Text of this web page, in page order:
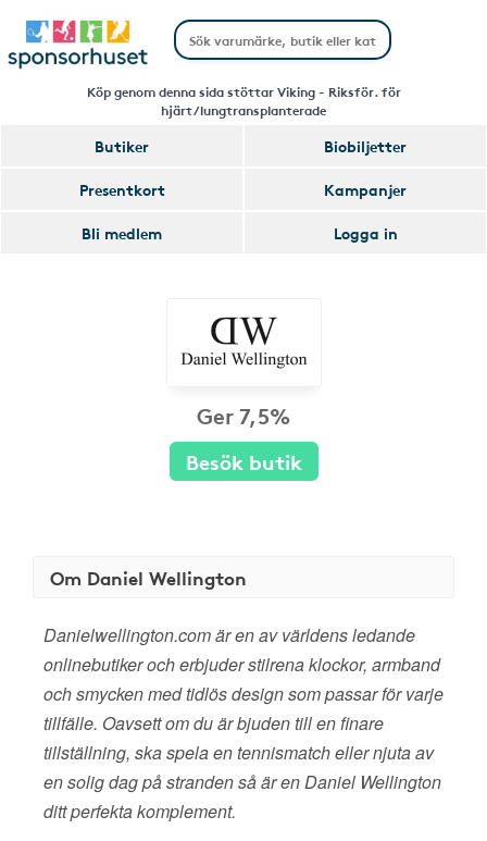
Köp genom denna sida stöttar Viking - Riksför. för
hjärt/lungtransplanterade
Butiker
Biobiljetter
Presentkort
Kampanjer
Bli medlem
Logga in
Ger 7,5%
Besök butik
Om Daniel Wellington
Danielwellington.com är en av världens ledande
onlinebutiker och erbjuder stilrena klockor, armband
och smycken med tidlös design som passar för varje
tillfälle. Oavsett om du är bjuden till en finare
tillställning, ska spela en tennismatch eller njuta av
en solig dag på stranden så är en Daniel Wellington
ditt perfekta komplement.